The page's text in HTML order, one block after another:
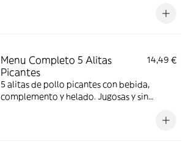
Menu Completo 5 Alitas
Picantes
14,49 €
5 alitas de pollo picantes con bebida,
complemento y helado. Jugosas y sin